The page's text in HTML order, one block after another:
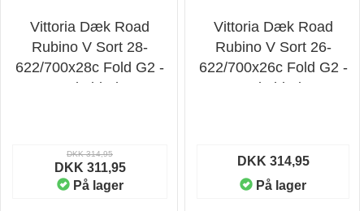
Vittoria Dæk Road
Rubino V Sort 28-
622/700x28c Fold G2 -
Cykeldæk
DKK 314,95
DKK 311,95
På lager
Vittoria Dæk Road
Rubino V Sort 26-
622/700x26c Fold G2 -
Cykeldæk
DKK 314,95
På lager